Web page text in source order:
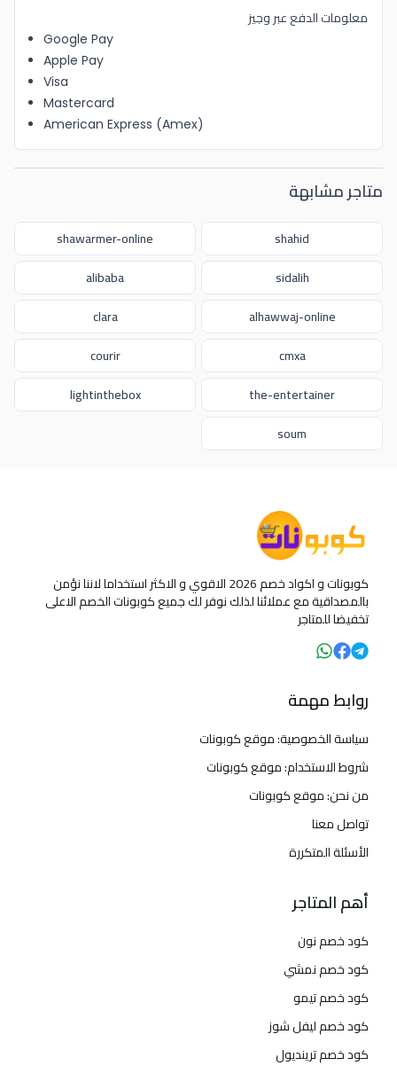
معلومات الدفع عبر وجيز
Google Pay
Apple Pay
Visa
Mastercard
American Express (Amex)
متاجر مشابهة
shahid
shawarmer-online
sidalih
alibaba
alhawwaj-online
clara
cmxa
courir
the-entertainer
lightinthebox
soum
كوبونات و اكواد خصم 2026 الاقوي و الاكثر استخداما لاننا نؤمن
بالمصداقية مع عملائنا لذلك نوفر لك جميع كوبونات الخصم الاعلى
تخفيضا للمتاجر
روابط مهمة
سياسة الخصوصية: موقع كوبونات
شروط الاستخدام: موقع كوبونات
من نحن: موقع كوبونات
تواصل معنا
الأسئلة المتكررة
أهم المتاجر
كود خصم نون
كود خصم نمشي
كود خصم تيمو
كود خصم ليفل شوز
كود خصم ترينديول